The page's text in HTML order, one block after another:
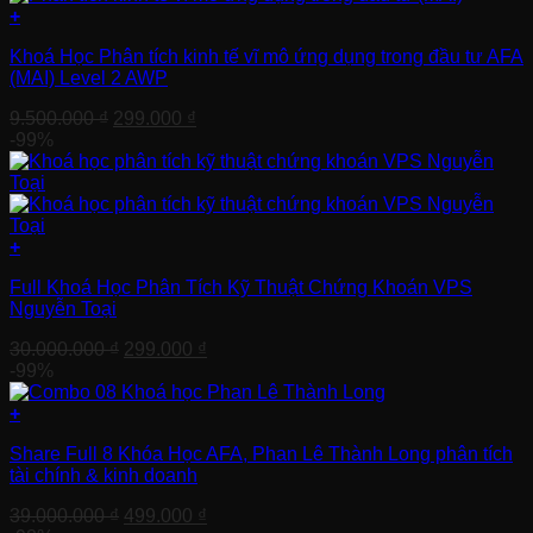
+
Khoá Học Phân tích kinh tế vĩ mô ứng dụng trong đầu tư AFA
(MAI) Level 2 AWP
9.500.000₫ Giá
là:
299.000 ₫
tại
299.000 ₫.
-99%
+
Full Khoá Học Phân Tích Kỹ Thuật Chứng Khoán VPS
Nguyễn Toại
30.000.000₫ Giá
là:
299.000 ₫
tại
-99%
+
Share Full 8 Khóa Học AFA, Phan Lê Thành Long phân tích
tài chính & kinh doanh
39.000.000₫ Giá
499.000 ₫